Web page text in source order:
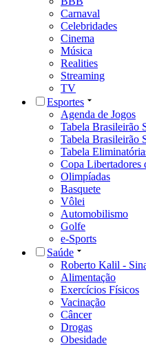
Carnaval
Celebridades
Cinema
Música
Realities
Streaming
TV
Esportes
Agenda de Jogos
Tabela Brasileirão
Tabela Brasileirão
Tabela
Copa Libertadores
Olimpíadas
Basquete
Vôlei
Automobilismo
Golfe
e-Sports
Saúde
Roberto Kalil -
Alimentação
Exercícios Físicos
Vacinação
Câncer
Drogas
Obesidade